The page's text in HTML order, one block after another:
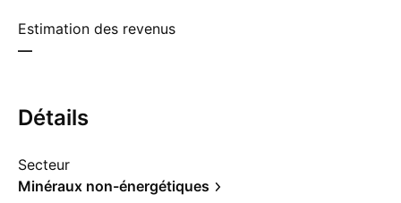
Estimation des revenus
—
Détails
Secteur
Minéraux non-énergétiques